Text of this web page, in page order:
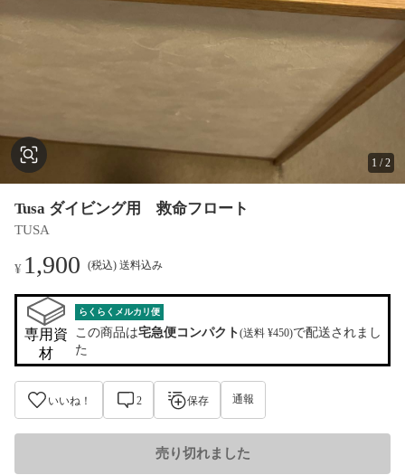
1 /2
Tusa ダイビング用 救命フロート
TUSA
¥ 1,900 (税込) 送料込み
専用資
材
らくらくメルカリ便
この商品は宅急便コンパクト(送料 ¥450)で配送されまし
た
いいね！ 2 保存 通報
売り切れました